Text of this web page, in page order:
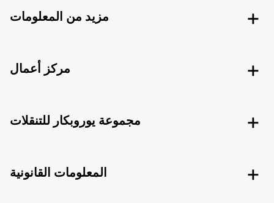
مزيد من المعلومات
مركز أعمال
مجموعة يوروبكار للتنقلات
المعلومات القانونية